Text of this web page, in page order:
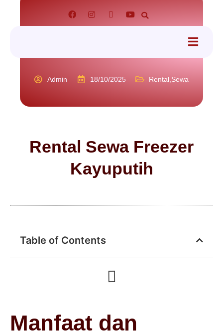
Admin 18/10/2025 Rental Sewa
Rental Sewa Freezer
Kayuputih
Table of Contents
Manfaat dan